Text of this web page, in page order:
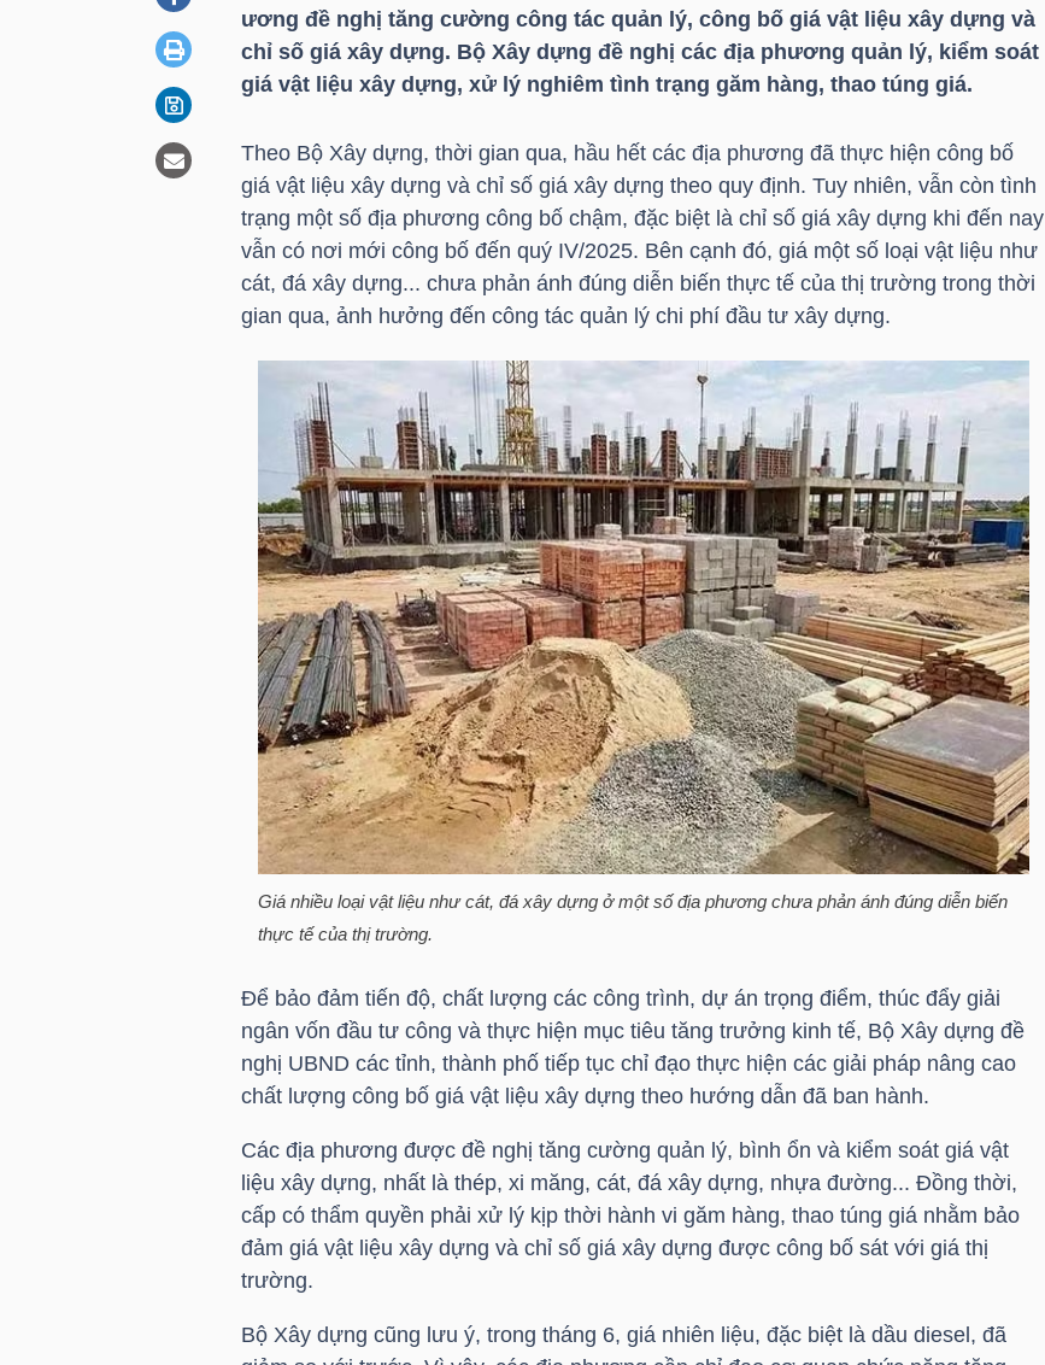
ương đề nghị tăng cường công tác quản lý, công bố giá vật liệu xây dựng và
chỉ số giá xây dựng. Bộ Xây dựng đề nghị các địa phương quản lý, kiểm soát
giá vật liệu xây dựng, xử lý nghiêm tình trạng găm hàng, thao túng giá.
Theo Bộ Xây dựng, thời gian qua, hầu hết các địa phương đã thực hiện công bố
giá vật liệu xây dựng và chỉ số giá xây dựng theo quy định. Tuy nhiên, vẫn còn tình
trạng một số địa phương công bố chậm, đặc biệt là chỉ số giá xây dựng khi đến nay
vẫn có nơi mới công bố đến quý IV/2025. Bên cạnh đó, giá một số loại vật liệu như
cát, đá xây dựng... chưa phản ánh đúng diễn biến thực tế của thị trường trong thời
gian qua, ảnh hưởng đến công tác quản lý chi phí đầu tư xây dựng.
Giá nhiều loại vật liệu như cát, đá xây dựng ở một số địa phương chưa phản ánh đúng diễn biến
thực tế của thị trường.
Để bảo đảm tiến độ, chất lượng các công trình, dự án trọng điểm, thúc đẩy giải
ngân vốn đầu tư công và thực hiện mục tiêu tăng trưởng kinh tế, Bộ Xây dựng đề
nghị UBND các tỉnh, thành phố tiếp tục chỉ đạo thực hiện các giải pháp nâng cao
chất lượng công bố giá vật liệu xây dựng theo hướng dẫn đã ban hành.
Các địa phương được đề nghị tăng cường quản lý, bình ổn và kiểm soát giá vật
liệu xây dựng, nhất là thép, xi măng, cát, đá xây dựng, nhựa đường... Đồng thời,
cấp có thẩm quyền phải xử lý kịp thời hành vi găm hàng, thao túng giá nhằm bảo
đảm giá vật liệu xây dựng và chỉ số giá xây dựng được công bố sát với giá thị
trường.
Bộ Xây dựng cũng lưu ý, trong tháng 6, giá nhiên liệu, đặc biệt là dầu diesel, đã